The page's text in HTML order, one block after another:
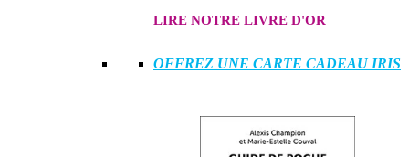
LIRE NOTRE LIVRE D'OR
OFFREZ UNE CARTE CADEAU IRIS